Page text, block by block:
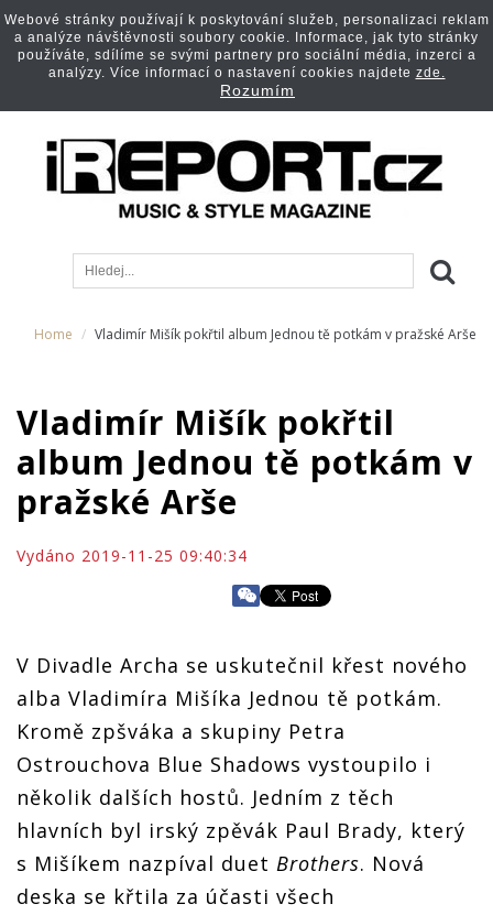
Home Vladimír Mišík pokřtil album Jednou tě potkám v pražské Arše
Vladimír Mišík pokřtil
album Jednou tě potkám v
pražské Arše
Vydáno 2019-11-25 09:40:34
V Divadle Archa se uskutečnil křest nového
alba Vladimíra Mišíka Jednou tě potkám.
Kromě zpšváka a skupiny Petra
Ostrouchova Blue Shadows vystoupilo i
několik dalších hostů. Jedním z těch
hlavních byl irský zpěvák Paul Brady, který
s Mišíkem nazpíval duet Brothers. Nová
deska se křtila za účasti všech
Webové stránky používají k poskytování služeb, personalizaci reklam
a analýze návštěvnosti soubory cookie. Informace, jak tyto stránky
používáte, sdílíme se svými partnery pro sociální média, inzerci a
analýzy. Více informací o nastavení cookies najdete zde.
Rozumím